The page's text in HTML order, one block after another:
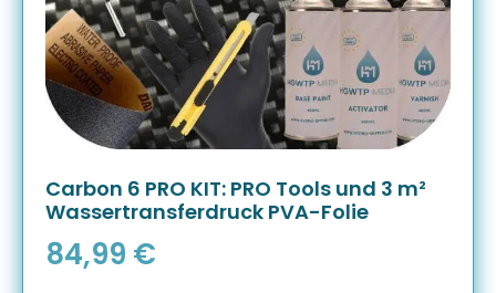
Carbon 6 PRO KIT: PRO Tools und 3 m²
Wassertransferdruck PVA-Folie
84,99 €